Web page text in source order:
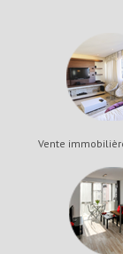
Vente